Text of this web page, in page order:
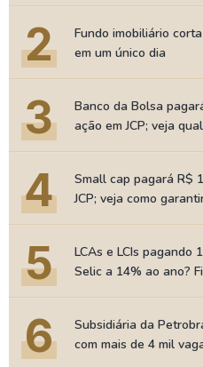
2
Fundo imobiliário
em um único dia
3
Banco da Bolsa
ação em JCP; veja qual
4
Small cap pagará R$
JCP; veja como
5
LCAs e LCIs pagando
Selic a 14% ao ano?
6
Subsidiária da
com mais de 4 mil